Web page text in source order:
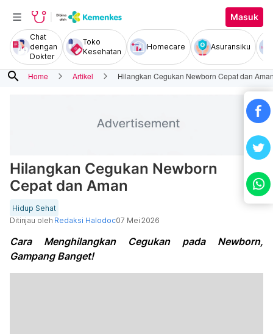
Masuk
Chat
dengan
Dokter
Toko
Kesehatan
Homecare Asuransiku
search Home Artikel Hilangkan Cegukan Newborn Cepat dan
Hilangkan Cegukan Newborn
Cepat dan Aman
Hidup Sehat
Ditinjau oleh Redaksi Halodoc07 Mei 2026
Cara Menghilangkan Cegukan pada Newborn,
Gampang Banget!